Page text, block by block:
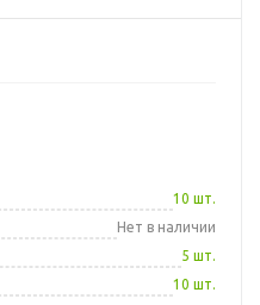
10 шт.
Нет в наличии
5 шт.
10 шт.